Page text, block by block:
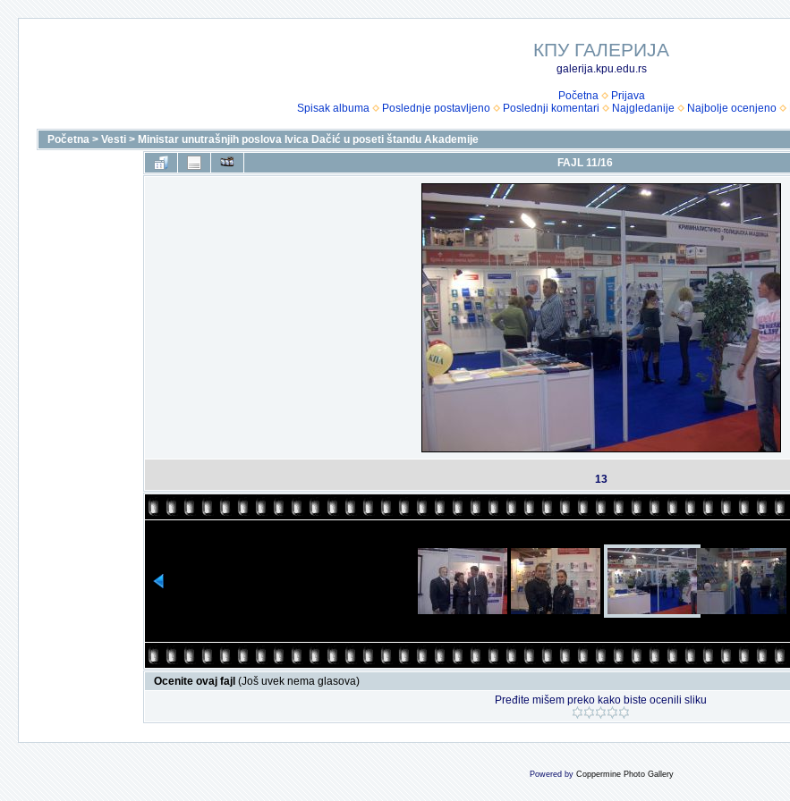
КПУ ГАЛЕРИЈА
galerija.kpu.edu.rs
Početna
Prijava
Spisak albuma
Poslednje postavljeno Poslednji komentari Najgledanije Najbolje ocenjeno
Početna > Vesti > Ministar unutrašnjih poslova Ivica Dačić u poseti štandu Akademije
FAJL 11/16
13
Ocenite ovaj fajl (Još uvek nema glasova)
Pređite mišem preko kako biste ocenili sliku
Powered by Coppermine Photo Gallery